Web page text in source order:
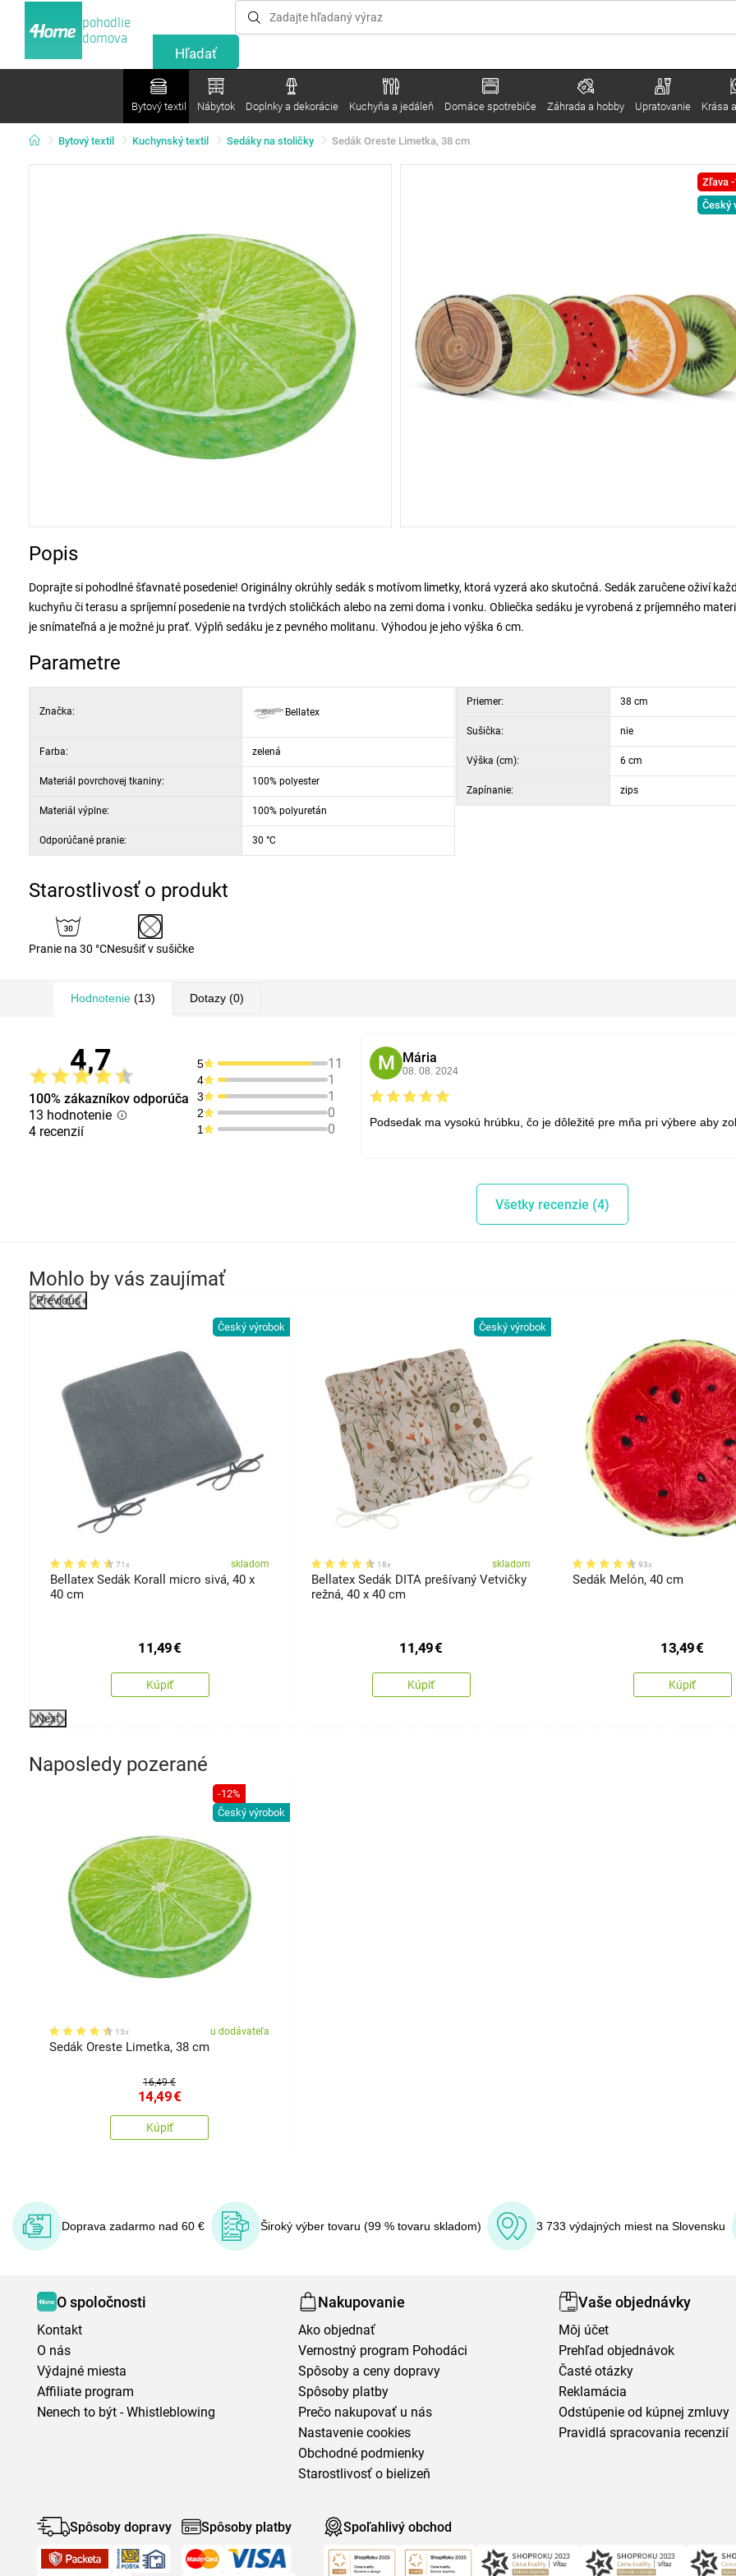
pohodlie
domova
Bytový textil Nábytok Doplnky a dekorácie Kuchyňa a jedáleň Domáce spotrebiče Záhrada a hobby Upratovanie Krása
Bytový textil Kuchynský textil Sedáky na stoličky Sedák Oreste Limetka, 38 cm
Zľava -
Český
Popis
Doprajte si pohodlné šťavnaté posedenie! Originálny okrúhly sedák s motívom limetky, ktorá vyzerá ako skutočná. Sedák zaručene oživí
kuchyňu či terasu a spríjemní posedenie na tvrdých stoličkách alebo na zemi doma i vonku. Obliečka sedáku je vyrobená z príjemného
je snímateľná a je možné ju prať. Výplň sedáku je z pevného molitanu. Výhodou je jeho výška 6 cm.
Parametre
Značka: Bellatex
Farba: zelená
Materiál povrchovej tkaniny: 100% polyester
Materiál výplne: 100% polyuretán
Odporúčané pranie: 30 °C
Priemer: 38 cm
Sušička: nie
Výška (cm): 6 cm
Zapínanie: zips
Starostlivosť o produkt
Pranie na 30 °CNesušiť v sušičke
Hodnotenie (13) Dotazy (0)
4,7
100% zákazníkov odporúča
13 hodnotenie
4 recenzií
5 11
4 1
3 1
2 0
1 0
M Mária
08. 08. 2024
Podsedak ma vysokú hrúbku, čo je dôležité pre mňa pri výbere aby
Všetky recenzie (4)
Mohlo by vás zaujímať
Previous
Český výrobok
71x skladom
Bellatex Sedák Korall micro sivá, 40 x
40 cm
11,49€
Kúpiť
Český výrobok
18x skladom
Bellatex Sedák DITA prešívaný Vetvičky
režná, 40 x 40 cm
11,49€
Kúpiť
93x
Sedák Melón, 40 cm
13,49€
Kúpiť
Next
Naposledy pozerané
-12%
Český výrobok
13x u dodávateľa
Sedák Oreste Limetka, 38 cm
16,49 €
14,49€
Kúpiť
Doprava zadarmo nad 60 € Široký výber tovaru (99 % tovaru skladom) 3 733 výdajných miest na Slovensku
O spoločnosti
Kontakt
O nás
Výdajné miesta
Affiliate program
Nenech to být - Whistleblowing
Nakupovanie
Ako objednať
Vernostný program Pohodáci
Spôsoby a ceny dopravy
Spôsoby platby
Prečo nakupovať u nás
Nastavenie cookies
Obchodné podmienky
Starostlivosť o bielizeň
Vaše objednávky
Môj účet
Prehľad objednávok
Časté otázky
Reklamácia
Odstúpenie od kúpnej zmluvy
Pravidlá spracovania recenzií
Spôsoby dopravy Spôsoby platby Spoľahlivý obchod